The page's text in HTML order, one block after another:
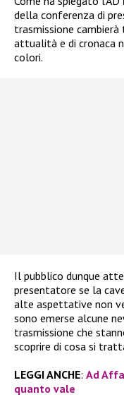
della conferenza di
trasmissione
attualità e di cronaca
colori.
Il pubblico dunque
presentatore se la
alte aspettative non
sono emerse alcune
trasmissione che
scoprire di cosa si
LEGGI ANCHE: Ad
quanto vale